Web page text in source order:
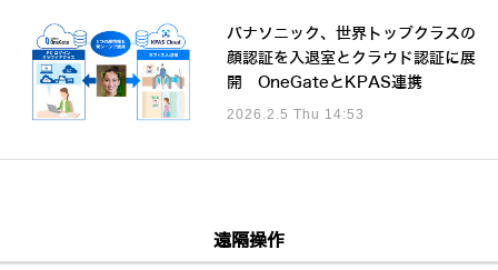
パナソニック、世界トップクラスの
顔認証を入退室とクラウド認証に展
開 OneGateとKPAS連携
2026.2.5 Thu 14:53
遠隔操作